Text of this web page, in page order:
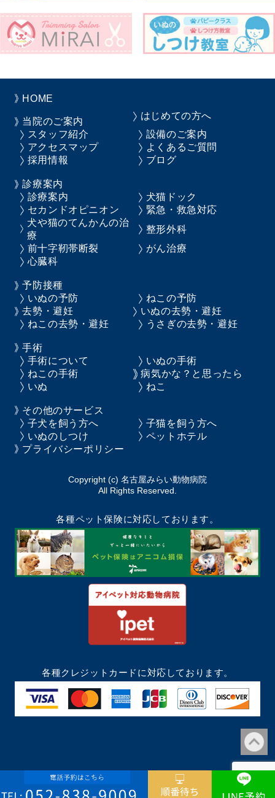
HOME
当院のご案内
はじめての方へ
スタッフ紹介
設備のご案内
アクセスマップ
よくあるご質問
採用情報
ブログ
診療案内
診療案内
犬猫ドック
セカンドオピニオン
緊急・救急対応
犬や猫のてんかんの治
療
整形外科
前十字靭帯断裂
がん治療
心臓科
予防接種
いぬの予防
ねこの予防
去勢・避妊
いぬの去勢・避妊
ねこの去勢・避妊
うさぎの去勢・避妊
手術
手術について
いぬの手術
ねこの手術
病気かな？と思ったら
いぬ
ねこ
その他のサービス
子犬を飼う方へ
子猫を飼う方へ
いぬのしつけ
ペットホテル
プライバシーポリシー
Copyright (c) 名古屋みらい動物病院
All Rights Reserved.
各種ペット保険に対応しております。
各種クレジットカードに対応しております。